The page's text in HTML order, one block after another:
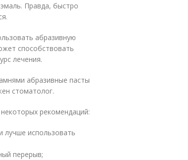
Правда, быстро
абразивную
способствовать
лечения.
абразивные пасты
стоматолог.
рекомендаций:
лучше использовать
перерыв;